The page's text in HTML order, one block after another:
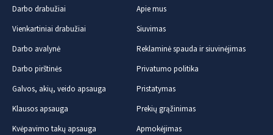
Darbo drabužiai
Vienkartiniai drabužiai
Darbo avalynė
Darbo pirštinės
Galvos, akių, veido apsauga
Klausos apsauga
Kvėpavimo takų apsauga
Apie mus
Siuvimas
Reklaminė spauda ir siuvinėjimas
Privatumo politika
Pristatymas
Prekių grąžinimas
Apmokėjimas